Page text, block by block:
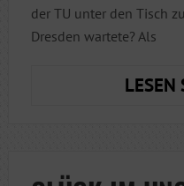
der TU unter den Tisch
Dresden wartete? Als
LESEN